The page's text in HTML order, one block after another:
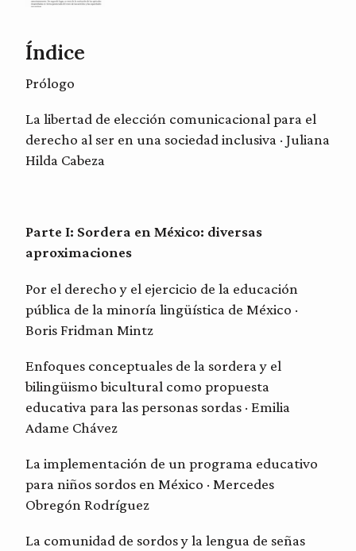
Índice
Prólogo
La libertad de elección comunicacional para el
derecho al ser en una sociedad inclusiva · Juliana
Hilda Cabeza
Parte I: Sordera en México: diversas
aproximaciones
Por el derecho y el ejercicio de la educación
pública de la minoría lingüística de México ·
Boris Fridman Mintz
Enfoques conceptuales de la sordera y el
bilingüismo bicultural como propuesta
educativa para las personas sordas · Emilia
Adame Chávez
La implementación de un programa educativo
para niños sordos en México · Mercedes
Obregón Rodríguez
La comunidad de sordos y la lengua de señas